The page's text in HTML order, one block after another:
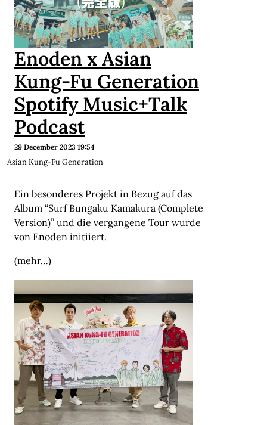
Enoden x Asian
Kung-Fu Generation
Spotify Music+Talk
Podcast
29 December 2023 19:54
Asian Kung-Fu Generation
Ein besonderes Projekt in Bezug auf das
Album “Surf Bungaku Kamakura (Complete
Version)” und die vergangene Tour wurde
von Enoden initiiert.
(mehr…)